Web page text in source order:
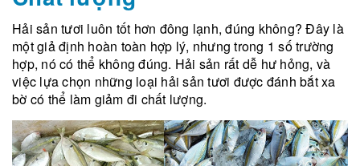
Hải sản tươi luôn tốt hơn đông lạnh, đúng không? Đây là
một giả định hoàn toàn hợp lý, nhưng trong 1 số trường
hợp, nó có thể không đúng. Hải sản rất dễ hư hỏng, và
việc lựa chọn những loại hải sản tươi được đánh bắt xa
bờ có thể làm giảm đi chất lượng.